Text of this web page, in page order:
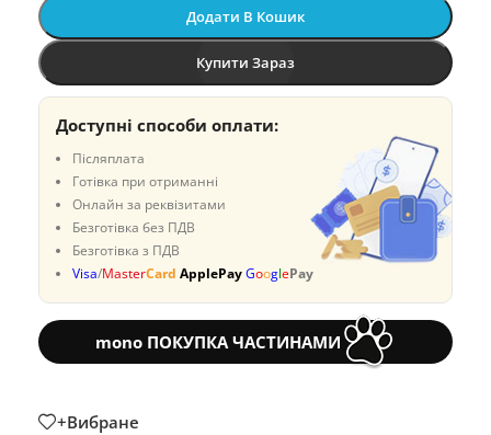
Додати В Кошик
Купити Зараз
Доступні способи оплати:
Післяплата
Готівка при отриманні
Онлайн за реквізитами
Безготівка без ПДВ
Безготівка з ПДВ
Visa/MasterCard ApplePayGooglePay
mono ПОКУПКА ЧАСТИНАМИ
+Вибране